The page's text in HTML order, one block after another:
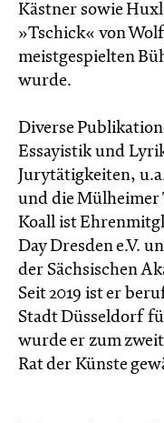
Kästner sowie
»Tschick« von
meistgespielten
wurde.
Diverse
Essayistik und
Jurytätigkeiten,
und die Mülheimer
Koall ist
Day Dresden e.V.
der Sächsischen
Seit 2019 ist er
Stadt Düsseldorf
wurde er zum
Rat der Künste